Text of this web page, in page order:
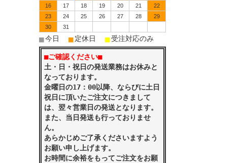
16
17 18 19 20 21
22
23
24 25 26 27 28
29
30
31
■今日 ■定休日 ■受注対応のみ
■ご確認ください■
土・日・祝日の発送業務はお休みと
なっております。
金曜日の17：00以降、ならびに土日
祝日に頂いたご注文につきまして
は、翌々営業日の発送となります。
また、当日発送も行っておりませ
ん。
あらかじめご了承くださいますよう
お願い申し上げます。
お時間に余裕をもってご注文をお願